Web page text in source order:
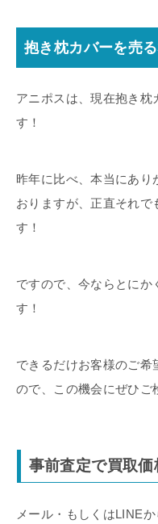
抱き枕カバーを売
アニポスは、現在抱き枕
す！
昨年に比べ、本当にあり
おりますが、正直それ
す！
ですので、今ならとにか
す！
できるだけお客様のご希
ので、この機会にぜひご
事前査定で買取価
メール・もしくはLINE